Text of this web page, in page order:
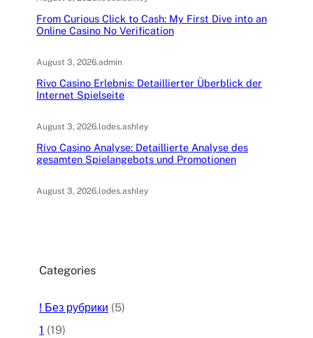
From Curious Click to Cash: My First Dive into an
Online Casino No Verification
August 3, 2026.admin
Rivo Casino Erlebnis: Detaillierter Überblick der
Internet Spielseite
August 3, 2026.lodes.ashley
Rivo Casino Analyse: Detaillierte Analyse des
gesamten Spielangebots und Promotionen
August 3, 2026.lodes.ashley
Categories
! Без рубрики (5)
1 (19)